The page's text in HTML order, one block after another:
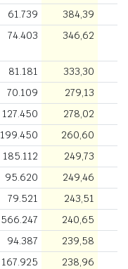
61.739 384,39
74.403 346,62
81.181 333,30
70.109 279,13
127.450 278,02
199.450 260,60
185.112 249,73
95.620 249,46
79.521 243,51
566.247 240,65
94.387 239,58
167.925 238,96